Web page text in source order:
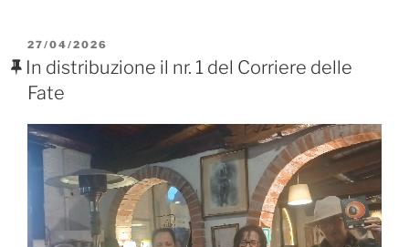
PUBBLICATO
IL
27/04/2026
In distribuzione il nr. 1 del Corriere delle
Fate